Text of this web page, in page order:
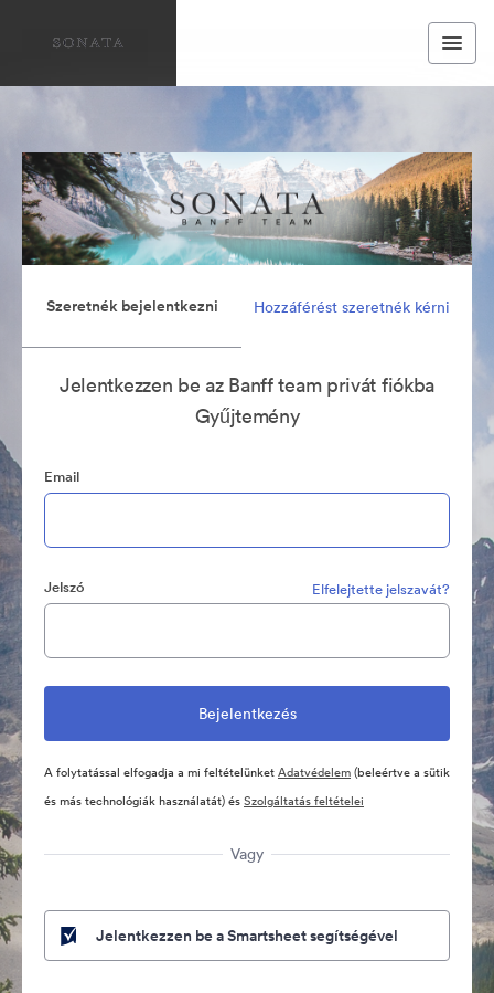
Szeretnék bejelentkezni Hozzáférést szeretnék kérni
Jelentkezzen be az Banff team privát fiókba
Gyűjtemény
Email
Jelszó Elfelejtette jelszavát?
A folytatással elfogadja a mi feltételünketAdatvédelem(beleértve a sütik
és más technológiák használatát) ésSzolgáltatás feltételei
Vagy
Jelentkezzen be a Smartsheet segítségével